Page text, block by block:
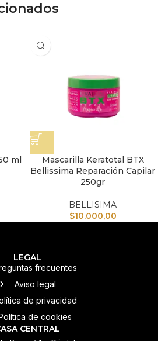
ml
Mascarilla Keratotal BTX
Bellissima Reparación Capilar
250gr
BELLISIMA
$10.000,00
LEGAL
frecuentes
Aviso legal
de privacidad
de cookies
CENTRAL